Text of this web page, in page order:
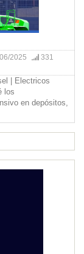
2025
331
| Electricos
los
en depósitos,